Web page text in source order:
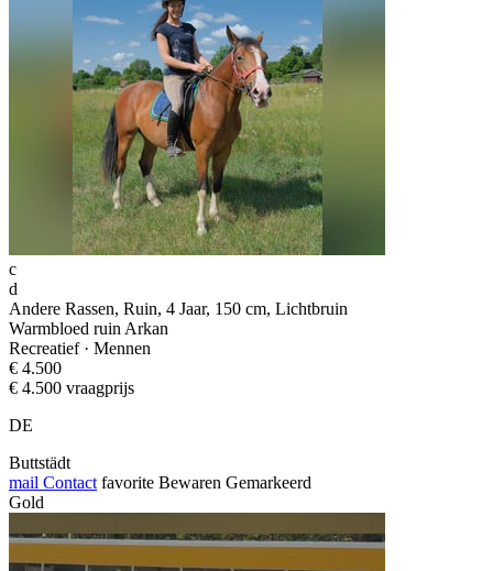
c
d
Andere Rassen, Ruin, 4 Jaar, 150 cm, Lichtbruin
Warmbloed ruin Arkan
Recreatief · Mennen
€ 4.500
€ 4.500 vraagprijs
DE
Buttstädt
mail Contact favorite Bewaren Gemarkeerd
Gold